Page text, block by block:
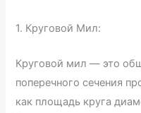
1. Круговой Мил:
Круговой мил — это
поперечного сечения
как площадь круга